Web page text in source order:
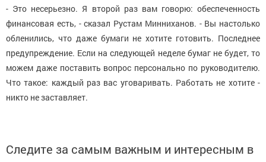
- Это несерьезно. Я второй раз вам говорю: обеспеченность
финансовая есть, - сказал Рустам Минниханов. - Вы настолько
обленились, что даже бумаги не хотите готовить. Последнее
предупреждение. Если на следующей неделе бумаг не будет, то
можем даже поставить вопрос персонально по руководителю.
Что такое: каждый раз вас уговаривать. Работать не хотите -
никто не заставляет.
Следите за самым важным и интересным в